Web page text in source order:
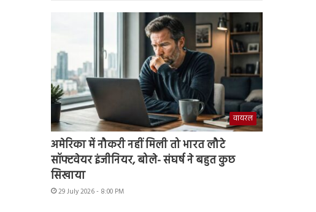
वायरल
अमेरिका में नौकरी नहीं मिली तो भारत लौटे
सॉफ्टवेयर इंजीनियर, बोले- संघर्ष ने बहुत कुछ
सिखाया
29 July 2026 - 8:00 PM